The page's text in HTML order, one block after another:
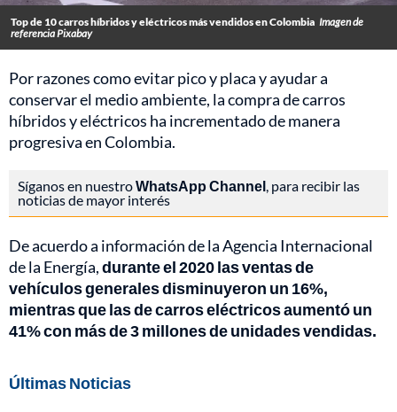
Top de 10 carros híbridos y eléctricos más vendidos en Colombia Imagen de
referencia Pixabay
Por razones como evitar pico y placa y ayudar a
conservar el medio ambiente, la compra de carros
híbridos y eléctricos ha incrementado de manera
progresiva en Colombia.
Síganos en nuestroWhatsApp Channel, para recibir las
noticias de mayor interés
De acuerdo a información de la Agencia Internacional
de la Energía,durante el 2020 las ventas de
vehículos generales disminuyeron un 16%,
mientras que las de carros eléctricos aumentó un
41% con más de 3 millones de unidades vendidas.
Últimas Noticias